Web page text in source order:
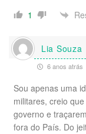
1
Lia Souza
6 anos atrás
Sou apenas uma
militares, creio
governo e
fora do País. Do